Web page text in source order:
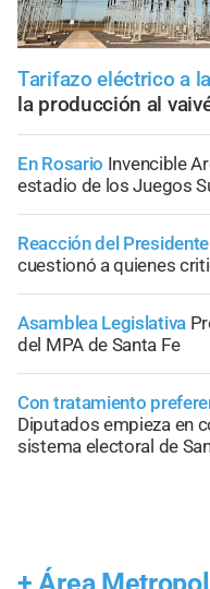
Tarifazo eléctrico a
la producción al
En Rosario Invencible
estadio de los Juegos
Reacción del Presidente
cuestionó a quienes
Asamblea Legislativa
del MPA de Santa Fe
Con tratamiento
Diputados empieza en
sistema electoral de